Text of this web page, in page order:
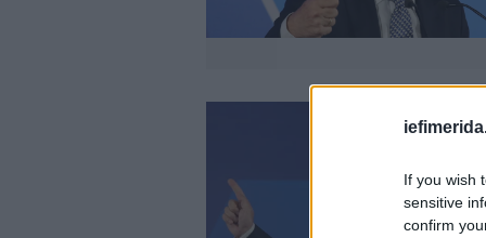
If you wish
sensitive
confirm